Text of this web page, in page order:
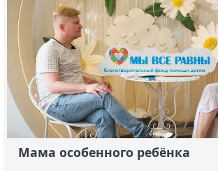
Мама особенного ребёнка